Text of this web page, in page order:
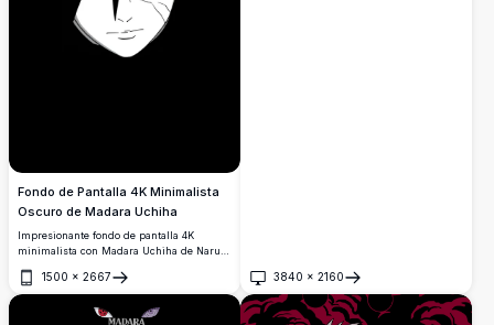
Fondo de Pantalla 4K Minimalista
Oscuro de Madara Uchiha
Impresionante fondo de pantalla 4K
minimalista con Madara Uchiha de Naruto
brillan en rojo sobre un fondo
completamente negro, mostrando su
poderosa y amenazante presencia en alta
1500 × 2667
Abrir
3840 × 2160
Abrir